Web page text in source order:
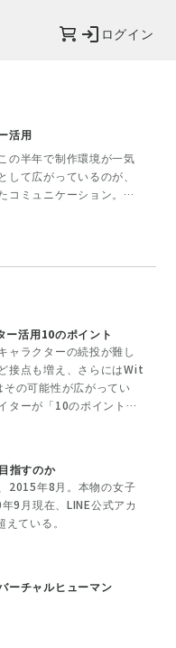
ログイン
活用
の半年で制作環境が一気
て広がっているのが、
コミュニケーション。い
ども交えながら、「ニュ
活用10のポイント
ャラクターの続投が難し
接点も増え、さらにはWit
の可能性が広がってい
ターが「10のポイント」
指すのか
2015年8月。本物の女子
9月現在、LINE公式アカ
ている。
ーチャルヒューマン